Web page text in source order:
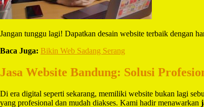
Jangan tunggu lagi! Dapatkan desain website terbaik dengan
Baca Juga: Bikin Web Sadang Serang
Jasa Website Bandung: Solusi
Di era digital seperti sekarang, memiliki website bukan lagi
yang profesional dan mudah diakses. Kami hadir menawarkan